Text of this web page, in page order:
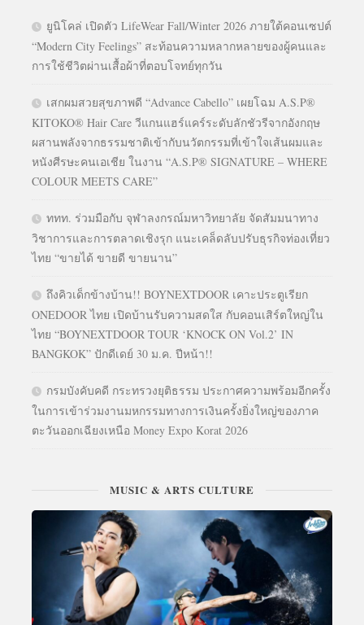
ยูนิโคล่ เปิดตัว LifeWear Fall/Winter 2026 ภายใต้คอนเซปต์
“Modern City Feelings” สะท้อนความหลากหลายของผู้คนและ
การใช้ชีวิตผ่านเสื้อผ้าที่ตอบโจทย์ทุกวัน
เสกผมสวยสุขภาพดี “Advance Cabello” เผยโฉม A.S.P®
KITOKO® Hair Care วีแกนแฮร์แคร์ระดับลักชัวรีจากอังกฤษ
ผสานพลังจากธรรมชาติเข้ากับนวัตกรรมที่เข้าใจเส้นผมและ
หนังศีรษะคนเอเชีย ในงาน “A.S.P® SIGNATURE – WHERE
COLOUR MEETS CARE”
ททท. ร่วมมือกับ จุฬาลงกรณ์มหาวิทยาลัย จัดสัมมนาทาง
วิชาการและการตลาดเชิงรุก แนะเคล็ดลับปรับธุรกิจท่องเที่ยว
ไทย “ขายได้ ขายดี ขายนาน”
ถึงคิวเด็กข้างบ้าน!! BOYNEXTDOOR เคาะประตูเรียก
ONEDOOR ไทย เปิดบ้านรับความสดใส กับคอนเสิร์ตใหญ่ใน
ไทย “BOYNEXTDOOR TOUR ‘KNOCK ON Vol.2’ IN
BANGKOK” ปักดีเดย์ 30 ม.ค. ปีหน้า!!
กรมบังคับคดี กระทรวงยุติธรรม ประกาศความพร้อมอีกครั้ง
ในการเข้าร่วมงานมหกรรมทางการเงินครั้งยิ่งใหญ่ของภาค
ตะวันออกเฉียงเหนือ Money Expo Korat 2026
MUSIC & ARTS CULTURE